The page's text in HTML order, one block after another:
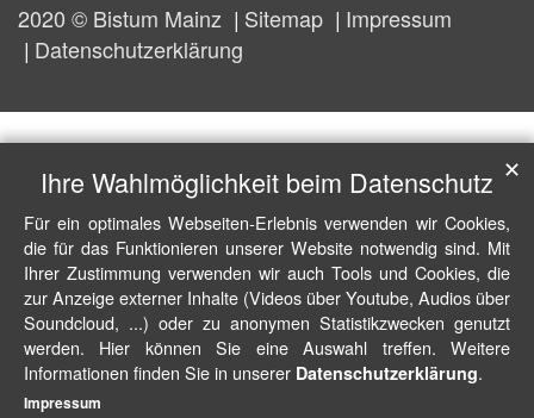
2020 © Bistum Mainz Sitemap
Impressum
Datenschutzerklärung
Ihre Wahlmöglichkeit beim Datenschutz
Für ein optimales Webseiten-Erlebnis verwenden wir Cookies,
die für das Funktionieren unserer Website notwendig sind. Mit
Ihrer Zustimmung verwenden wir auch Tools und Cookies, die
zur Anzeige externer Inhalte (Videos über Youtube, Audios über
Soundcloud, ...) oder zu anonymen Statistikzwecken genutzt
werden. Hier können Sie eine Auswahl treffen. Weitere
Informationen finden Sie in unserer Datenschutzerklärung.
✕
Impressum